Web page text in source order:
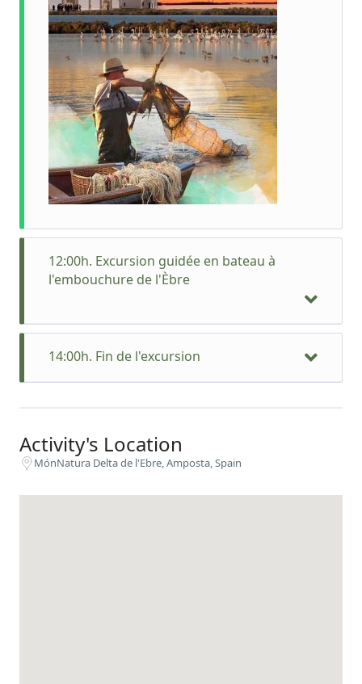
12:00h. Excursion guidée en bateau à
l'embouchure de l'Èbre
14:00h. Fin de l'excursion
Activity's Location
MónNatura Delta de l'Ebre, Amposta, Spain